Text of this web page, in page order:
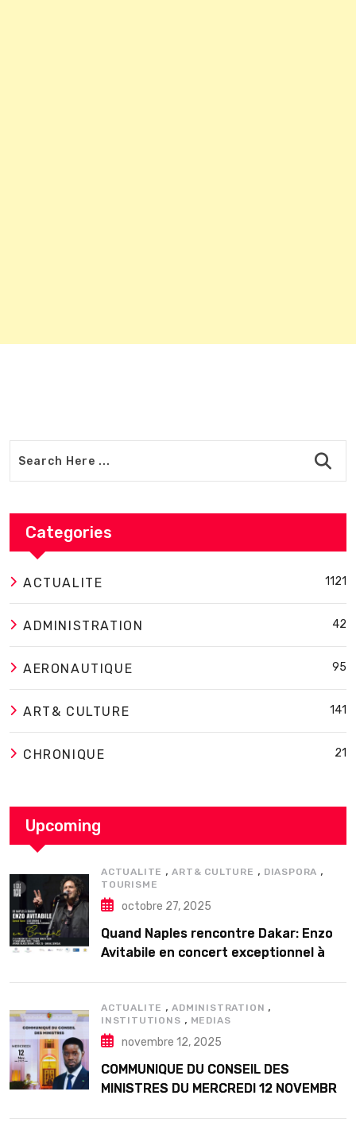
Categories
ACTUALITE 1121
ADMINISTRATION 42
AERONAUTIQUE 95
ART& CULTURE 141
CHRONIQUE 21
Upcoming
ACTUALITE ,ART& CULTURE , DIASPORA ,
TOURISME
octobre 27, 2025
Quand Naples rencontre Dakar: Enzo
Avitabile en concert exceptionnel à
ACTUALITE ,ADMINISTRATION ,
INSTITUTIONS , MEDIAS
novembre 12, 2025
COMMUNIQUE DU CONSEIL DES
MINISTRES DU MERCREDI 12 NOVEMBRE